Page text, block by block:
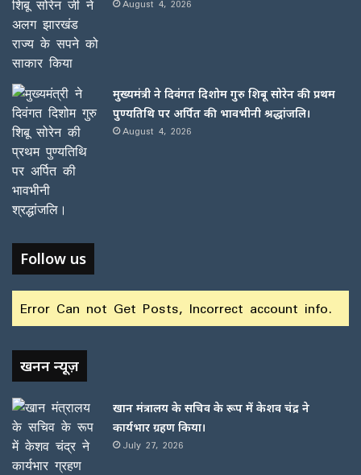
मुख्यमंत्री ने दिवंगत दिशोम गुरु शिबू सोरेन की प्रथम
पुण्यतिथि पर अर्पित की भावभीनी श्रद्धांजलि।
August 4, 2026
Follow us
Error Can not Get Posts, Incorrect account info.
खनन न्यूज़
खान मंत्रालय के सचिव के रूप में केशव चंद्र ने
कार्यभार ग्रहण किया।
July 27, 2026